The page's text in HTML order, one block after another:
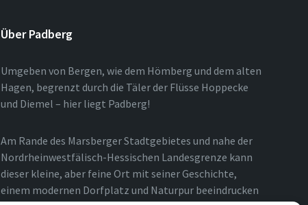
Über Padberg
Umgeben von Bergen, wie dem Hömberg und dem alten
Hagen, begrenzt durch die Täler der Flüsse Hoppecke
und Diemel – hier liegt Padberg!
Am Rande des Marsberger Stadtgebietes und nahe der
Nordrheinwestfälisch-Hessischen Landesgrenze kann
dieser kleine, aber feine Ort mit seiner Geschichte,
einem modernen Dorfplatz und Naturpur beeindrucken